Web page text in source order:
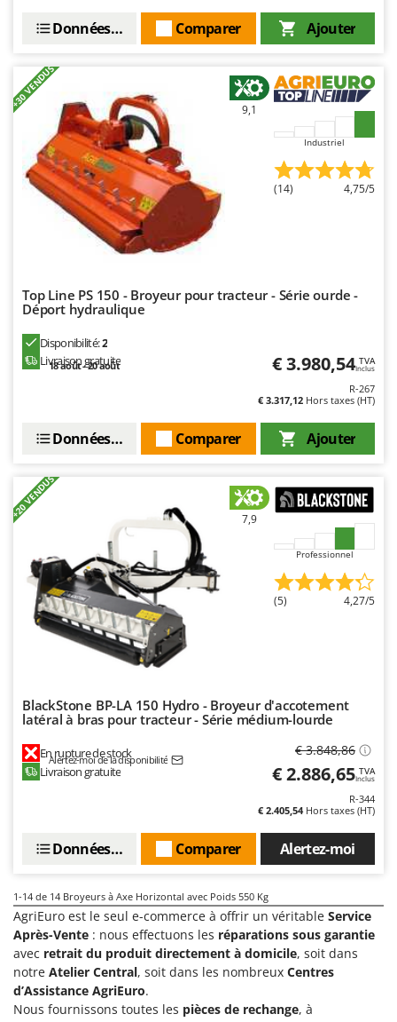
Smeg
Solidur
Spice Electronics
Spiralmac
Spring Protezione
Spyro
Stanley
Sunseeker
T
Tecla
TecnoGen
Tenco
Tineco
Tre Spade
Trev - Abrek - TecnoVIR
Trotec
Troy-Bilt
Unger
V
Verdemax
Weber
WIDU
Wiper EcoRobot
Wolf Garten
Wortex
Ajouter
Comparer
Données techniques
+30 VENDUS 9,1
Industriel
(14) 4,75/5
Top Line PS 150 - Broyeur pour tracteur - Série ourde -
Déport hydraulique
Disponibilité:2
Livraison gratuite
18 août - 20 août € 3.980,54 TVA
Inclus
R-267
€ 3.317,12 Hors taxes (HT)
Ajouter
Comparer
Données techniques
+20 VENDUS 7,9
Professionnel
(5) 4,27/5
BlackStone BP-LA 150 Hydro - Broyeur d'accotement
latéral à bras pour tracteur - Série médium-lourde
En rupture de stock
Alertez-moi de la disponibilité
Livraison gratuite
€ 3.848,86
€ 2.886,65 TVA
Inclus
R-344
€ 2.405,54Hors taxes (HT)
Alertez-moi
Comparer
Données techniques
1-14 de 14 Broyeurs à Axe Horizontal avec Poids 550 Kg
AgriEuro est le seul e-commerce à offrir un véritable Service
Après-Vente : nous effectuons les réparations sous garantie
avec retrait du produit directement à domicile, soit dans
notre Atelier Central, soit dans les nombreux Centres
d’Assistance AgriEuro.
Nous fournissons toutes les pièces de rechange, à